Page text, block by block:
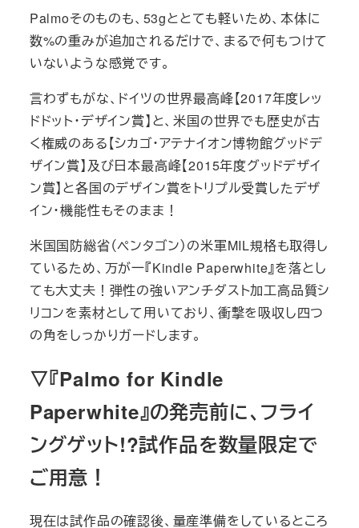
Palmoそのものも、53gととても軽いため、本体に
数%の重みが追加されるだけで、まるで何もつけて
いないような感覚です。
言わずもがな、ドイツの世界最高峰【2017年度レッ
ドドット・デザイン賞】と、米国の世界でも歴史が古
く権威のある【シカゴ・アテナイオン博物館グッドデ
ザイン賞】及び日本最高峰【2015年度グッドデザイ
ン賞】と各国のデザイン賞をトリプル受賞したデザ
イン・機能性もそのまま！
米国国防総省（ペンタゴン）の米軍MIL規格も取得し
ているため、万が一『Kindle Paperwhite』を落とし
ても大丈夫！弾性の強いアンチダスト加工高品質シ
リコンを素材として用いており、衝撃を吸収し四つ
の角をしっかりガードします。
▽『Palmo for Kindle
Paperwhite』の発売前に、フライ
ングゲット!?試作品を数量限定で
ご用意！
現在は試作品の確認後、量産準備をしているところ